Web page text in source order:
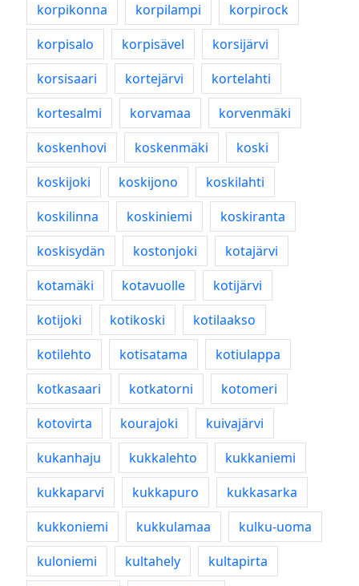
korpikonna
korpilampi
korpirock
korpisalo
korpisävel
korsijärvi
korsisaari
kortejärvi
kortelahti
kortesalmi
korvamaa
korvenmäki
koskenhovi
koskenmäki
koski
koskijoki
koskijono
koskilahti
koskilinna
koskiniemi
koskiranta
koskisydän
kostonjoki
kotajärvi
kotamäki
kotavuolle
kotijärvi
kotijoki
kotikoski
kotilaakso
kotilehto
kotisatama
kotiulappa
kotkasaari
kotkatorni
kotomeri
kotovirta
kourajoki
kuivajärvi
kukanhaju
kukkalehto
kukkaniemi
kukkaparvi
kukkapuro
kukkasarka
kukkoniemi
kukkulamaa
kulku-uoma
kuloniemi
kultahely
kultapirta